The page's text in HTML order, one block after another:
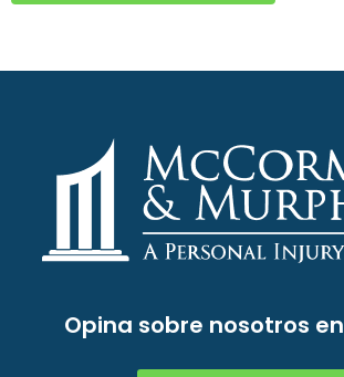
Opina sobre nosotros